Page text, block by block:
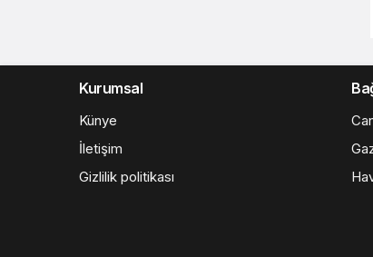
Kurumsal
Künye
İletişim
Gizlilik politikası